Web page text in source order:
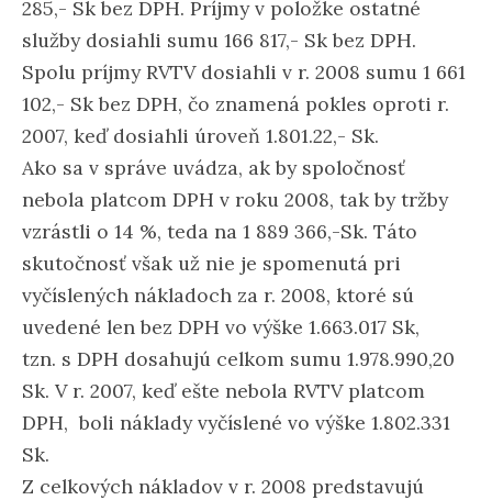
285,- Sk bez DPH. Príjmy v položke ostatné
služby dosiahli sumu 166 817,- Sk bez DPH.
Spolu príjmy RVTV dosiahli v r. 2008 sumu 1 661
102,- Sk bez DPH, čo znamená pokles oproti r.
2007, keď dosiahli úroveň 1.801.22,- Sk.
Ako sa v správe uvádza, ak by spoločnosť
nebola platcom DPH v roku 2008, tak by tržby
vzrástli o 14 %, teda na 1 889 366,-Sk. Táto
skutočnosť však už nie je spomenutá pri
vyčíslených nákladoch za r. 2008, ktoré sú
uvedené len bez DPH vo výške 1.663.017 Sk,
tzn. s DPH dosahujú celkom sumu 1.978.990,20
Sk. V r. 2007, keď ešte nebola RVTV platcom
DPH, boli náklady vyčíslené vo výške 1.802.331
Sk.
Z celkových nákladov v r. 2008 predstavujú